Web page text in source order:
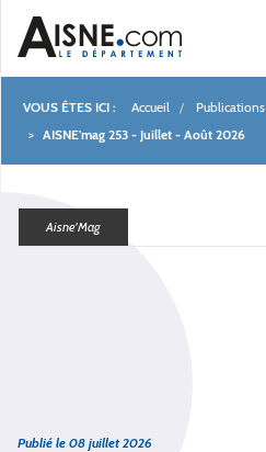
Fil
Accueil
Publications
AISNE'mag 253 - Juillet - Août 2026
Aisne'Mag
Publié le 08 juillet 2026